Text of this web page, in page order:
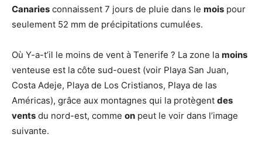
Canaries connaissent 7 jours de pluie dans le mois pour
seulement 52 mm de précipitations cumulées.
Où Y-a-t’il le moins de vent à Tenerife ? La zone la moins
venteuse est la côte sud-ouest (voir Playa San Juan,
Costa Adeje, Playa de Los Cristianos, Playa de las
Américas), grâce aux montagnes qui la protègent des
vents du nord-est, comme on peut le voir dans l’image
suivante.